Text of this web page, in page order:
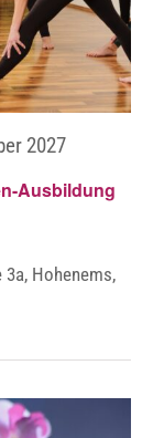
Ausbildung
2027
3a, Hohenems,